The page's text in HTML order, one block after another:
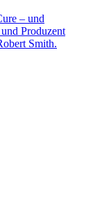
– und
Produzent
Smith.